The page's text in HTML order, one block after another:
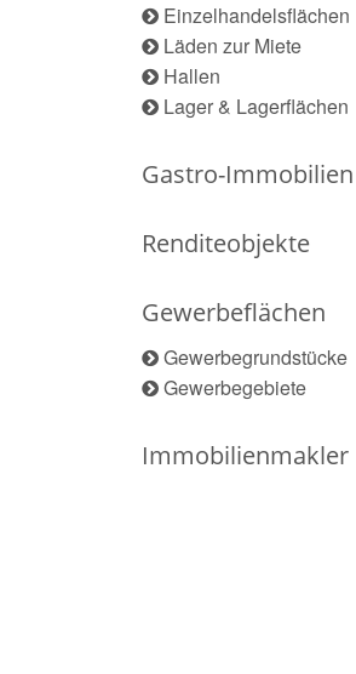
Einzelhandelsflächen
Läden zur Miete
Hallen
Lager & Lagerflächen
Gastro-Immobilien
Renditeobjekte
Gewerbeflächen
Gewerbegrundstücke
Gewerbegebiete
Immobilienmakler